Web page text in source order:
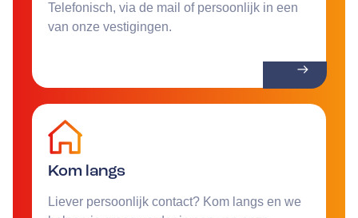
Telefonisch, via de mail of persoonlijk in een
van onze vestigingen.
Kom langs
Liever persoonlijk contact? Kom langs en we